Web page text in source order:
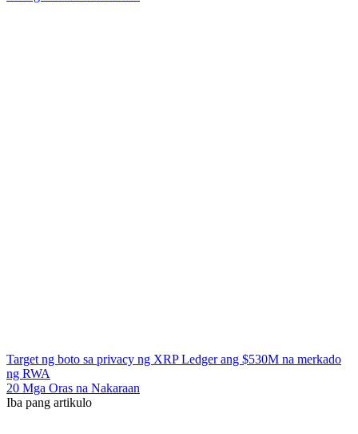
Target ng boto sa privacy ng XRP Ledger ang $530M na merkado
ng RWA
20 Mga Oras na Nakaraan
Iba pang artikulo